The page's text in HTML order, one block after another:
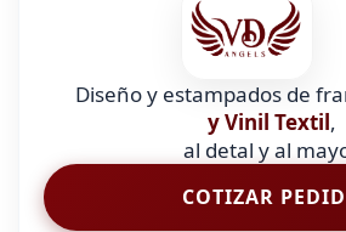
Diseño y estampados de
y Vinil Textil,
al detal y al
COTIZAR